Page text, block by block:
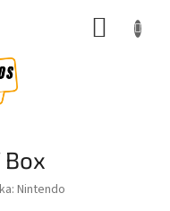
KOSÁR
Nintendo